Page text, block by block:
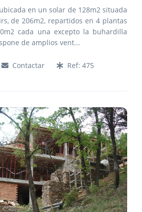
en un solar de 128m2 situada
de 206m2, repartidos en 4 plantas
cada una excepto la buhardilla
de amplios vent...
Contactar Ref: 475